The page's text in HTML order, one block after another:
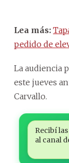
Lea más:
pedido de
La audiencia
este jueves
Carvallo.
Recibí
al canal